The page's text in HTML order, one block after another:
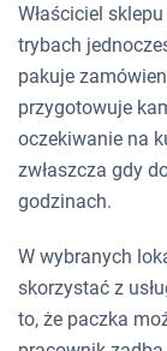
Właściciel
trybach
pakuje
przygotowuje
oczekiwanie na
zwłaszcza gdy
godzinach.
W wybranych
skorzystać z
to, że paczka